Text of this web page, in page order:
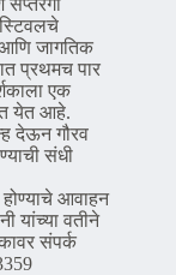
जागतिक
प्रथमच पार
एक
येत आहे.
देऊन गौरव
संधी
आवाहन
यांच्या वतीने
संपर्क